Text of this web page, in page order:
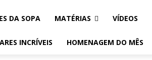
DA SOPA MATÉRIAS VÍDEOS
INCRÍVEIS HOMENAGEM DO MÊS